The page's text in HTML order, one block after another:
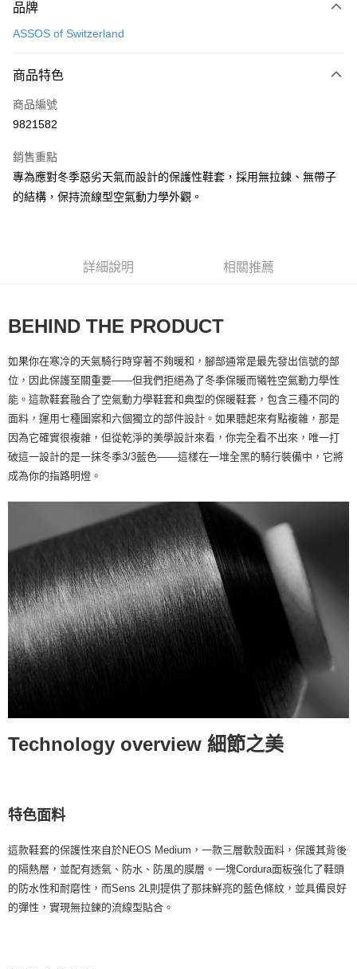
信用卡一次付款
Apple Pay
ATM付款
全家取貨付款
每筆NT$90
付款後7-11取貨
宅配
每筆NT$80
離島宅配
每筆NT$100
品牌
ASSOS of Switzerland
商品特色
商品編號
9821582
銷售重點
專為應對冬季惡劣天氣而設計的保護性鞋套，採用無拉鍊、無帶子
的結構，保持流線型空氣動力學外觀。
詳細說明 相關推薦
BEHIND THE PRODUCT
如果你在寒冷的天氣騎行時穿著不夠暖和，腳部通常是最先發出信號的部
位，因此保護至關重要——但我們拒絕為了冬季保暖而犧牲空氣動力學性
能。這款鞋套融合了空氣動力學鞋套和典型的保暖鞋套，包含三種不同的
面料，運用七種圖案和六個獨立的部件設計。如果聽起來有點複雜，那是
因為它確實很複雜，但從乾淨的美學設計來看，你完全看不出來，唯一打
破這一設計的是一抹冬季3/3藍色——這樣在一堆全黑的騎行裝備中，它將
成為你的指路明燈。
Technology overview 細節之美
特色面料
這款鞋套的保護性來自於NEOS Medium，一款三層軟殼面料，保護其背後
的隔熱層，並配有透氣、防水、防風的膜層。一塊Cordura面板強化了鞋頭
的防水性和耐磨性，而Sens 2L則提供了那抹鮮亮的藍色條紋，並具備良好
的彈性，實現無拉鍊的流線型貼合。